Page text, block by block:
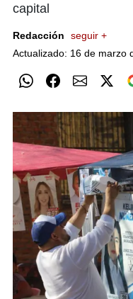
capital
Redacción
seguir +
Actualizado: 16 de marzo